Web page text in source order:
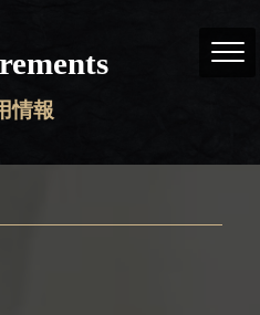
情報